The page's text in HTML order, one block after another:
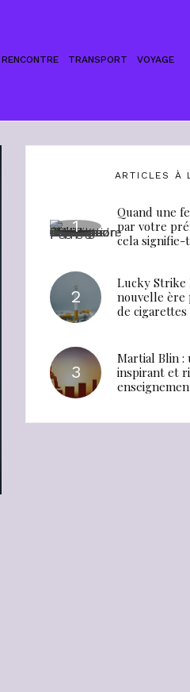
RENCONTRE TRANSPORT VOYAGE
ARTICLES À
Quand une
par votre
cela signifie-
Lucky Strike
nouvelle ère
de cigarettes
Martial Blin :
inspirant et